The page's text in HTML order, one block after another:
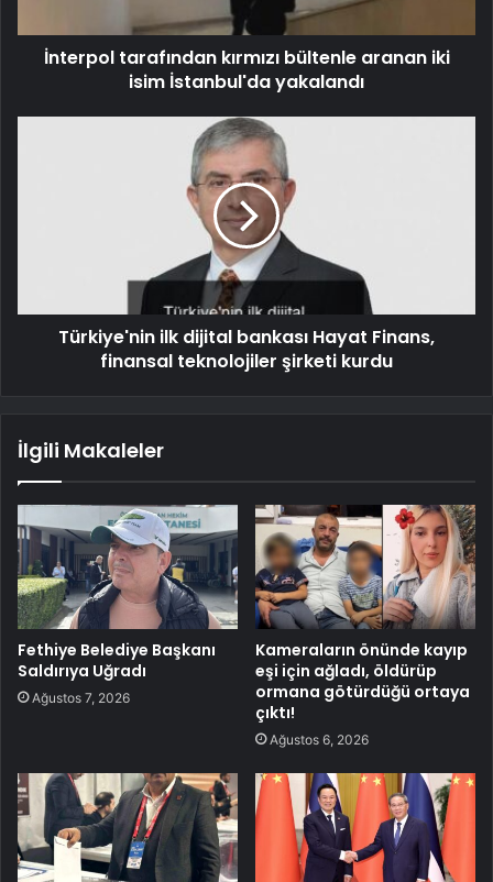
İnterpol tarafından kırmızı bültenle aranan iki
isim İstanbul'da yakalandı
Türkiye'nin ilk dijital bankası Hayat Finans,
finansal teknolojiler şirketi kurdu
İlgili Makaleler
Fethiye Belediye Başkanı
Saldırıya Uğradı
Ağustos 7, 2026
Kameraların önünde kayıp
eşi için ağladı, öldürüp
ormana götürdüğü ortaya
çıktı!
Ağustos 6, 2026